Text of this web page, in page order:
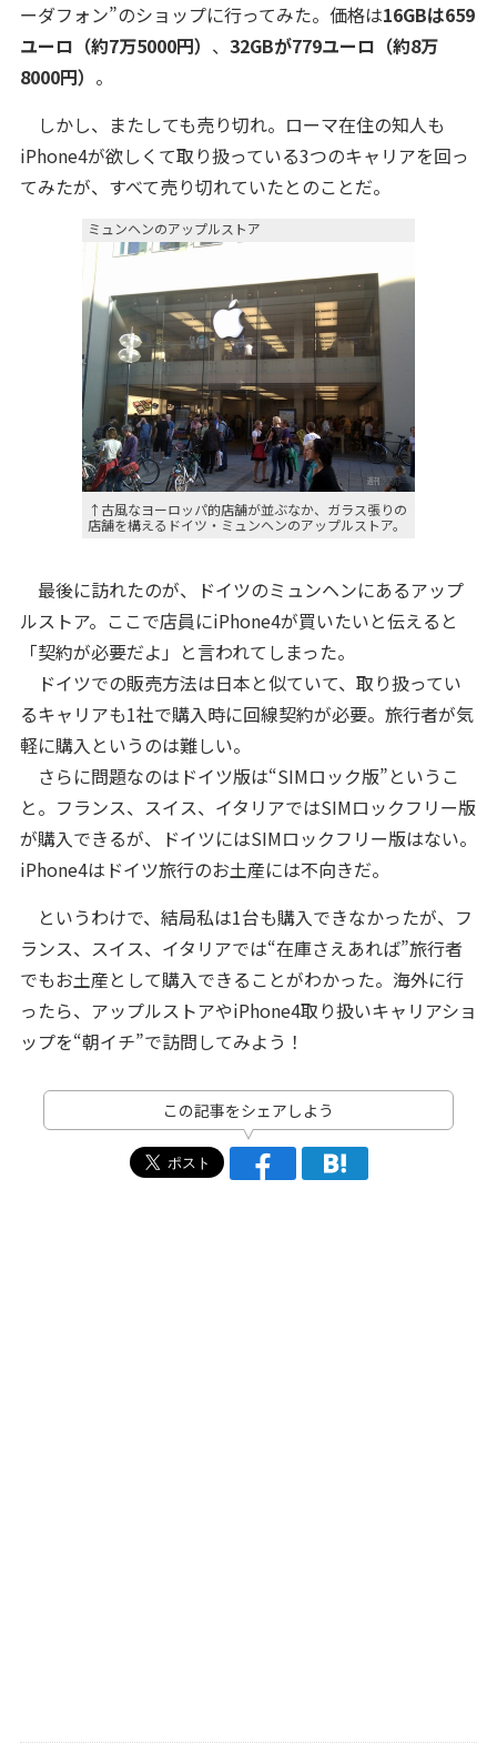
ーダフォン”のショップに行ってみた。価格は16GBは659
ユーロ（約7万5000円） 、 32GBが779ユーロ（約8万
8000円） 。
しかし、またしても売り切れ。ローマ在住の知人も
iPhone4が欲しくて取り扱っている3つのキャリアを回っ
てみたが、すべて売り切れていたとのことだ。
ミュンヘンのアップルストア
↑古風なヨーロッパ的店舗が並ぶなか、ガラス張りの
店舗を構えるドイツ・ミュンヘンのアップルストア。
最後に訪れたのが、ドイツのミュンヘンにあるアップ
ルストア。ここで店員にiPhone4が買いたいと伝えると
「契約が必要だよ」と言われてしまった。
ドイツでの販売方法は日本と似ていて、取り扱ってい
るキャリアも1社で購入時に回線契約が必要。旅行者が気
軽に購入というのは難しい。
さらに問題なのはドイツ版は“SIMロック版”というこ
と。フランス、スイス、イタリアではSIMロックフリー版
が購入できるが、ドイツにはSIMロックフリー版はない。
iPhone4はドイツ旅行のお土産には不向きだ。
というわけで、結局私は1台も購入できなかったが、フ
ランス、スイス、イタリアでは“在庫さえあれば”旅行者
でもお土産として購入できることがわかった。海外に行
ったら、アップルストアやiPhone4取り扱いキャリアショ
ップを“朝イチ”で訪問してみよう！
この記事をシェアしよう